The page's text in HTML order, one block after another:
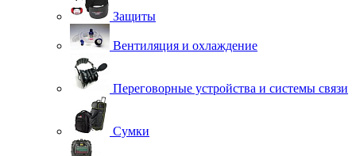
Защиты
Вентиляция и охлаждение
Переговорные устройства и системы связи
Сумки